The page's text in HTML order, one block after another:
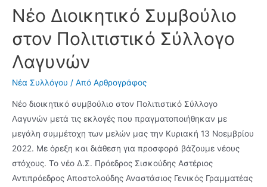
γύρισε
ο
ΑΣ
Μακεδών
το
Bulgaria
Open
της
Φιλιππούπολης
Νέο Διοικητικό Συμβούλιο
στον Πολιτιστικό Σύλλογο
Λαγυνών
Νέα Συλλόγου / Από Αρθρογράφος
Νέο διοικητικό συμβούλιο στον Πολιτιστικό Σύλλογο
Λαγυνών μετά τις εκλογές που πραγματοποιήθηκαν με
μεγάλη συμμέτοχη των μελών μας την Κυριακή 13 Νοεμβρίου
2022. Με όρεξη και διάθεση για προσφορά βάζουμε νέους
στόχους. Το νέο Δ.Σ. Πρόεδρος Σισκούδης Αστέριος
Αντιπρόεδρος Αποστολούδης Αναστάσιος Γενικός Γραμματέας